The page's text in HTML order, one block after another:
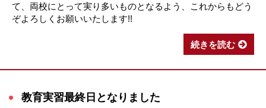
て、両校にとって実り多いものとなるよう、これからもどう
ぞよろしくお願いいたします!!
続きを読む
教育実習最終日となりました